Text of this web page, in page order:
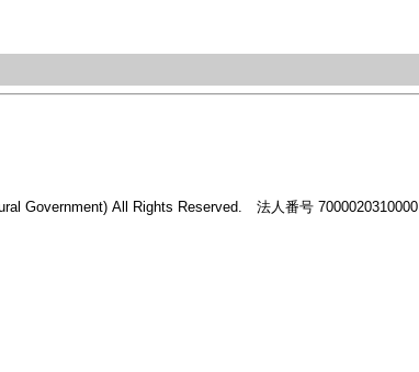
Government) All Rights Reserved. 法人番号 7000020310000